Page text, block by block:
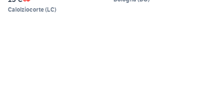
Calolziocorte(LC)